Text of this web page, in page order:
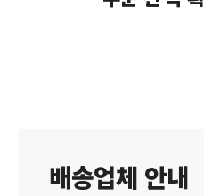
배송업체 안내